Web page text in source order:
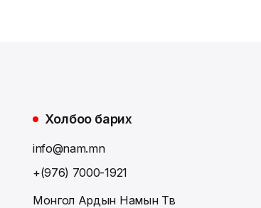
Холбоо барих
info@nam.mn
+(976) 7000-1921
Монгол Ардын Намын Төв